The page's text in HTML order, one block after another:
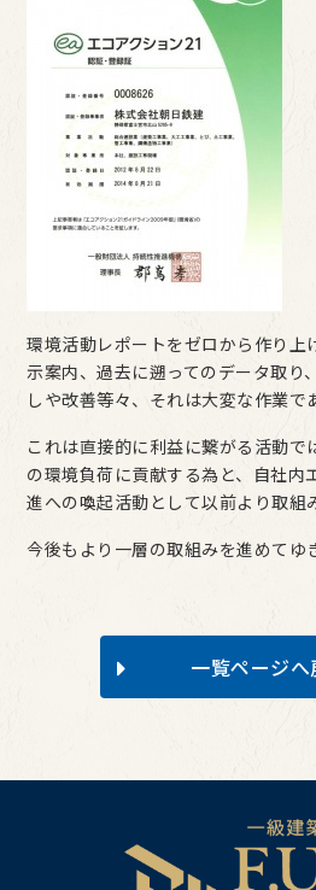
環境活動レポートをゼロから作り上
示案内、過去に遡ってのデータ取り
しや改善等々、それは大変な作業で
これは直接的に利益に繋がる活動で
の環境負荷に貢献する為と、自社内
進への喚起活動として以前より取組
今後もより一層の取組みを進めてゆ
一覧ページへ